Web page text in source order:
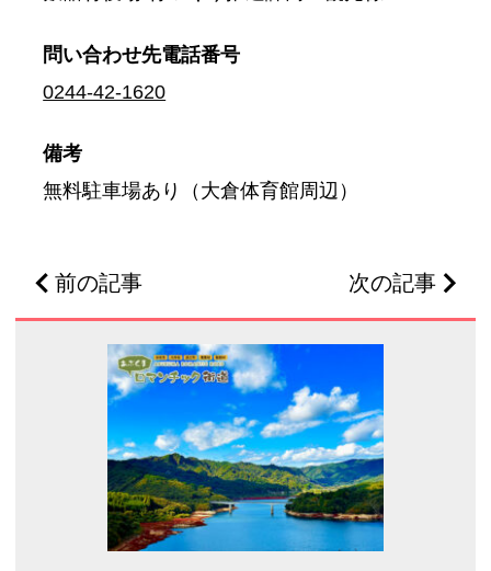
問い合わせ先電話番号
0244-42-1620
備考
無料駐車場あり（大倉体育館周辺）
前の記事 次の記事